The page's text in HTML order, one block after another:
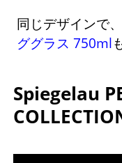
同じデザインで
ググラス 750ml
Spiegelau